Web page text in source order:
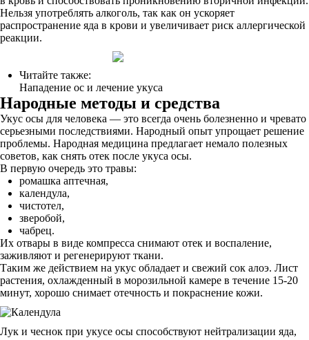
Нельзя употреблять алкоголь, так как он ускоряет
распространение яда в крови и увеличивает риск аллергической
реакции.
Читайте также:
Нападение ос и лечение укуса
Народные методы и средства
Укус осы для человека — это всегда очень болезненно и чревато
серьезными последствиями. Народный опыт упрощает решение
проблемы. Народная медицина предлагает немало полезных
советов, как снять отек после укуса осы.
В первую очередь это травы:
ромашка аптечная,
календула,
чистотел,
зверобой,
чабрец.
Их отвары в виде компресса снимают отек и воспаление,
заживляют и регенерируют ткани.
Таким же действием на укус обладает и свежий сок алоэ. Лист
растения, охлажденный в морозильной камере в течение 15-20
минут, хорошо снимает отечность и покраснение кожи.
Лук и чеснок при укусе осы способствуют нейтрализации яда,